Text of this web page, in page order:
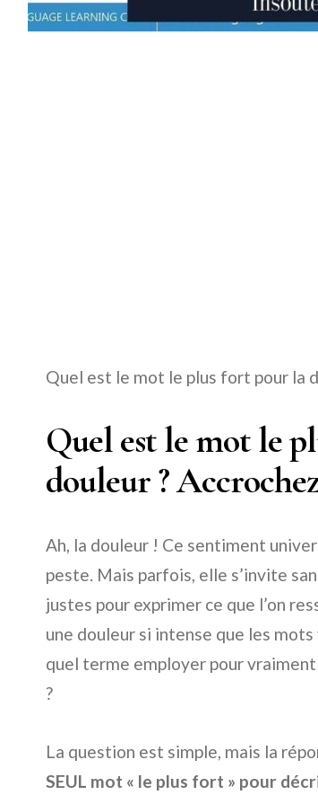
Quel est le mot le plus fort pour la
Quel est le mot le
douleur ?
Ah, la douleur ! Ce sentiment
peste. Mais parfois, elle s’invite
justes pour exprimer ce que l’on
une douleur si intense que les
quel terme employer pour
?
La question est simple, mais la
SEUL mot « le plus fort » pour